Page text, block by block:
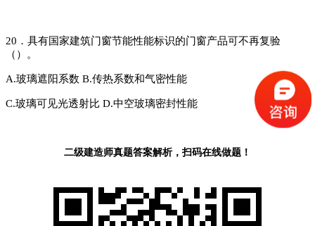
20．具有国家建筑门窗节能性能标识的门窗产品可不再复验
（）。
A.玻璃遮阳系数 B.传热系数和气密性能
C.玻璃可见光透射比 D.中空玻璃密封性能
二级建造师真题答案解析，扫码在线做题！